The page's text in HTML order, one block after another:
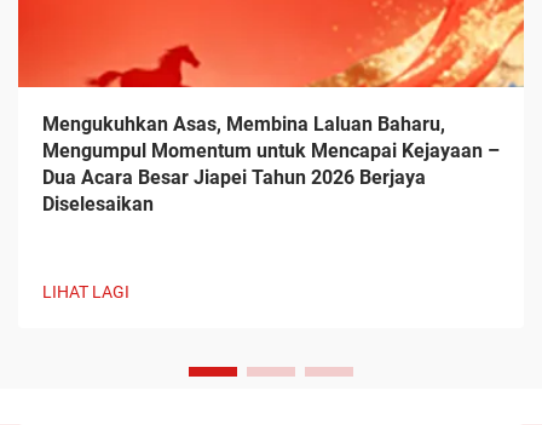
Mengukuhkan Asas, Membina Laluan Baharu,
Mengumpul Momentum untuk Mencapai Kejayaan –
Dua Acara Besar Jiapei Tahun 2026 Berjaya
Diselesaikan
LIHAT LAGI